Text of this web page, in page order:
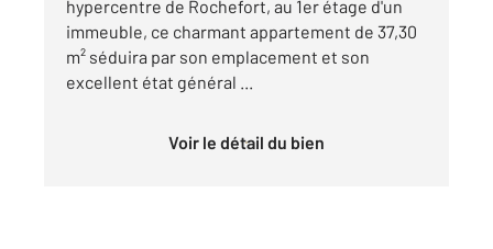
hypercentre de Rochefort, au 1er étage d'un
immeuble, ce charmant appartement de 37,30
m² séduira par son emplacement et son
excellent état général ...
Voir le détail du bien